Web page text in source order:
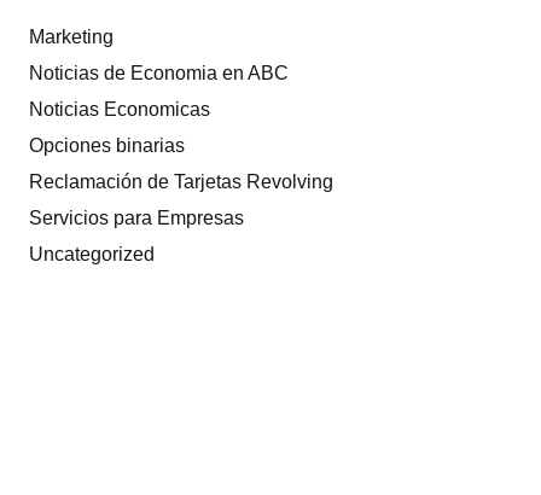
Marketing
Noticias de Economia en ABC
Noticias Economicas
Opciones binarias
Reclamación de Tarjetas Revolving
Servicios para Empresas
Uncategorized